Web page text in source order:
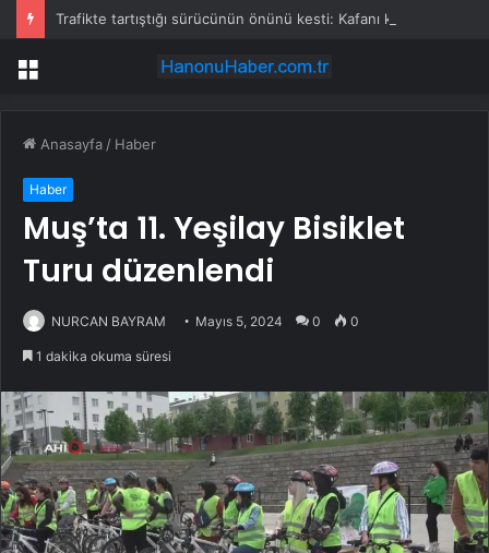
Trafikte tartıştığı sürücünün önünü kesti: Kafanı keserim
Menü
Anasayfa / Haber
Haber
Muş’ta 11. Yeşilay Bisiklet
Turu düzenlendi
NURCAN BAYRAM Mayıs 5, 2024 0 0
1 dakika okuma süresi